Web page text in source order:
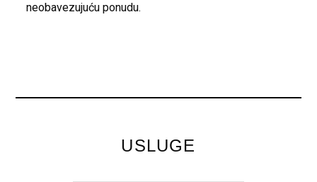
neobavezujuću ponudu.
USLUGE